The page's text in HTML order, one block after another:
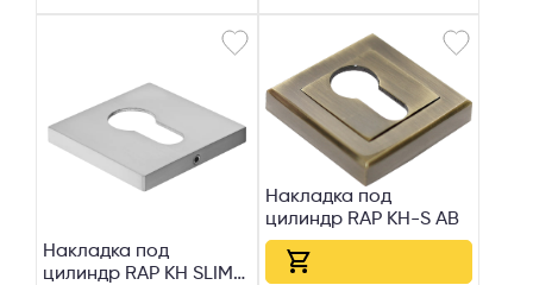
Накладка под
цилиндр RAP KH SLIM-
Накладка под
цилиндр RAP KH-S AB
Перезвонить
MAX